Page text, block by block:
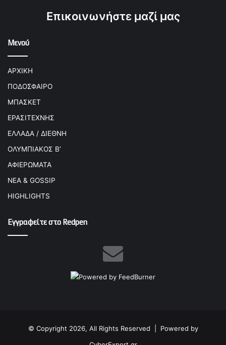
Επικοινωνήστε μαζί μας
Μενού
ΑΡΧΙΚΗ
ΠΟΔΟΣΦΑΙΡΟ
ΜΠΑΣΚΕΤ
ΕΡΑΣΙΤΕΧΝΗΣ
ΕΛΛΑΔΑ / ΔΙΕΘΝΗ
ΟΛΥΜΠΙΑΚΟΣ Β’
ΑΦΙΕΡΩΜΑΤΑ
ΝΕΑ & GOSSIP
HIGHLIGHTS
Εγγραφείτε στο Redpen
© Copyright 2026, All Rights Reserved | Powered by